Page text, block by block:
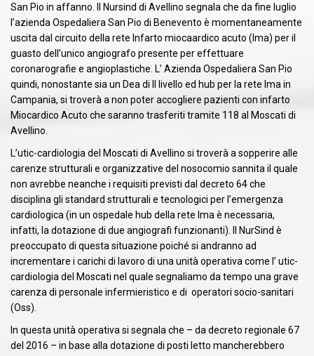
San Pio in affanno. ll Nursind di Avellino segnala che da fine luglio
l’azienda Ospedaliera San Pio di Benevento è momentaneamente
uscita dal circuito della rete Infarto miocaardico acuto (Ima) per il
guasto dell’unico angiografo presente per effettuare
coronarografie e angioplastiche. L’ Azienda Ospedaliera San Pio
quindi, nonostante sia un Dea di II livello ed hub per la rete Ima in
Campania, si troverà a non poter accogliere pazienti con infarto
Miocardico Acuto che saranno trasferiti tramite 118 al Moscati di
Avellino.
L’utic-cardiologia del Moscati di Avellino si troverà a sopperire alle
carenze strutturali e organizzative del nosocomio sannita il quale
non avrebbe neanche i requisiti previsti dal decreto 64 che
disciplina gli standard strutturali e tecnologici per l’emergenza
cardiologica (in un ospedale hub della rete Ima è necessaria,
infatti, la dotazione di due angiografi funzionanti). Il NurSind è
preoccupato di questa situazione poiché si andranno ad
incrementare i carichi di lavoro di una unità operativa come l’ utic-
cardiologia del Moscati nel quale segnaliamo da tempo una grave
carenza di personale infermieristico e di operatori socio-sanitari
(Oss).
In questa unità operativa si segnala che – da decreto regionale 67
del 2016 – in base alla dotazione di posti letto mancherebbero